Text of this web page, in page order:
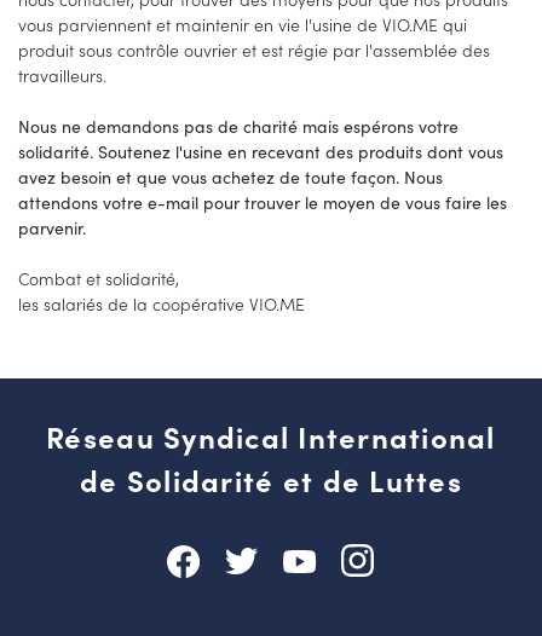
vous parviennent et maintenir en vie l'usine de VIO.ME qui
produit sous contrôle ouvrier et est régie par l'assemblée des
travailleurs.
Nous ne demandons pas de charité mais espérons votre
solidarité. Soutenez l'usine en recevant des produits dont vous
avez besoin et que vous achetez de toute façon. Nous
attendons votre e-mail pour trouver le moyen de vous faire les
parvenir.
Combat et solidarité,
les salariés de la coopérative VIO.ME
Réseau Syndical International
de Solidarité et de Luttes